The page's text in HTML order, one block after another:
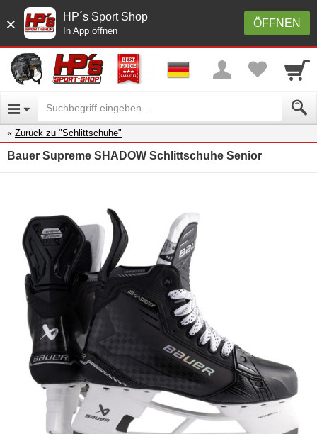
× ÖFFNEN
HP´s Sport Shop
In App öffnen
Zurück zu "Schlittschuhe"
Bauer Supreme SHADOW Schlittschuhe Senior